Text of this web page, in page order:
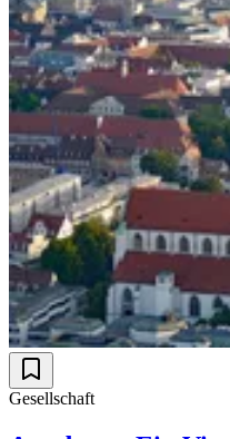
Gesellschaft